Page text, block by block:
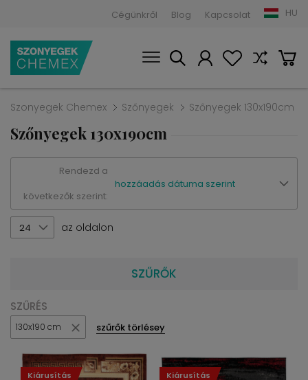
Cégünkről Blog Kapcsolat HU
Szonyegek Chemex Szőnyegek Szőnyegek 130x190cm
Szőnyegek 130x190cm
Rendezd a
következők szerint:
hozzáadás dátuma szerint
24 az oldalon
SZŰRŐK
SZŰRÉS
130x190 cm szűrők törlésey
Kiárusítás Kiárusítás